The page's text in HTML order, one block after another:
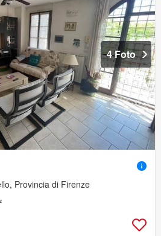
4 Foto
Provincia di Firenze